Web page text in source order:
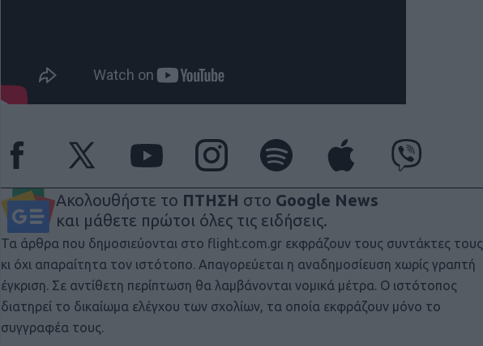
Ακολουθήστε το ΠΤΗΣΗ στο Google News
και μάθετε πρώτοι όλες τις ειδήσεις.
Τα άρθρα που δημοσιεύονται στο flight.com.gr εκφράζουν τους συντάκτες τους
κι όχι απαραίτητα τον ιστότοπο. Απαγορεύεται η αναδημοσίευση χωρίς γραπτή
έγκριση. Σε αντίθετη περίπτωση θα λαμβάνονται νομικά μέτρα. Ο ιστότοπος
διατηρεί το δικαίωμα ελέγχου των σχολίων, τα οποία εκφράζουν μόνο το
συγγραφέα τους.